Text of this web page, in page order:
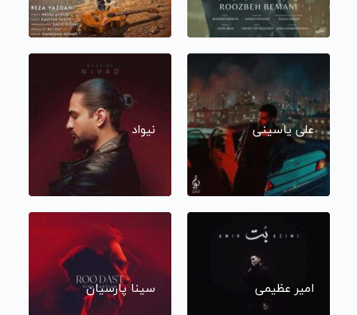
علی یاسینی نیواد
امیر عظیمی سینا پارسیان